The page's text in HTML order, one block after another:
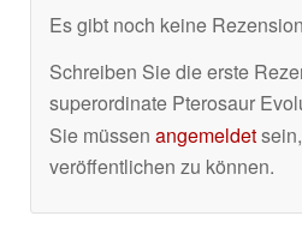
Es gibt noch keine
Schreiben Sie die erste
superordinate Pterosaur
Sie müssen angemeldet
veröffentlichen zu können.